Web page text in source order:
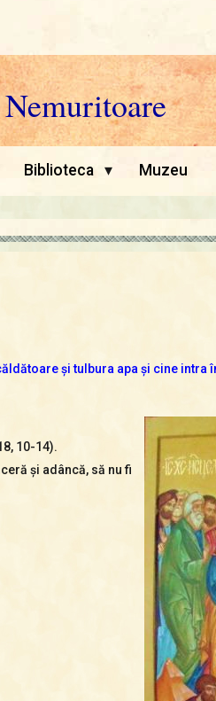
Biblioteca ▾ Muzeu
şi tulbura apa şi cine intra
10-14).
şi adâncă, să nu fi